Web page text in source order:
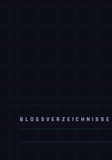
BLOGSVERZEICHNISSE